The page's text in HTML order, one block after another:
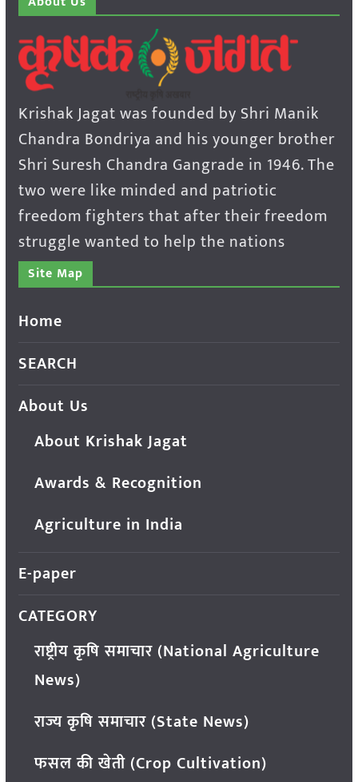
Krishak Jagat was founded by Shri Manik
Chandra Bondriya and his younger brother
Shri Suresh Chandra Gangrade in 1946. The
two were like minded and patriotic
freedom fighters that after their freedom
struggle wanted to help the nations
Site Map
Home
SEARCH
About Us
About Krishak Jagat
Awards & Recognition
Agriculture in India
E-paper
CATEGORY
राष्ट्रीय कृषि समाचार (National Agriculture
News)
राज्य कृषि समाचार (State News)
फसल की खेती (Crop Cultivation)